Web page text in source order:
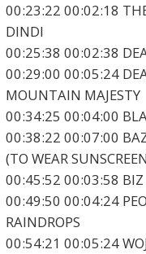
00:23:22 00:02:18
DINDI
00:25:38 00:02:38
00:29:00 00:05:24
MOUNTAIN MAJESTY
00:34:25 00:04:00
00:38:22 00:07:00
(TO WEAR
00:45:52 00:03:58 BIZ
00:49:50 00:04:24
RAINDROPS
00:54:21 00:05:24